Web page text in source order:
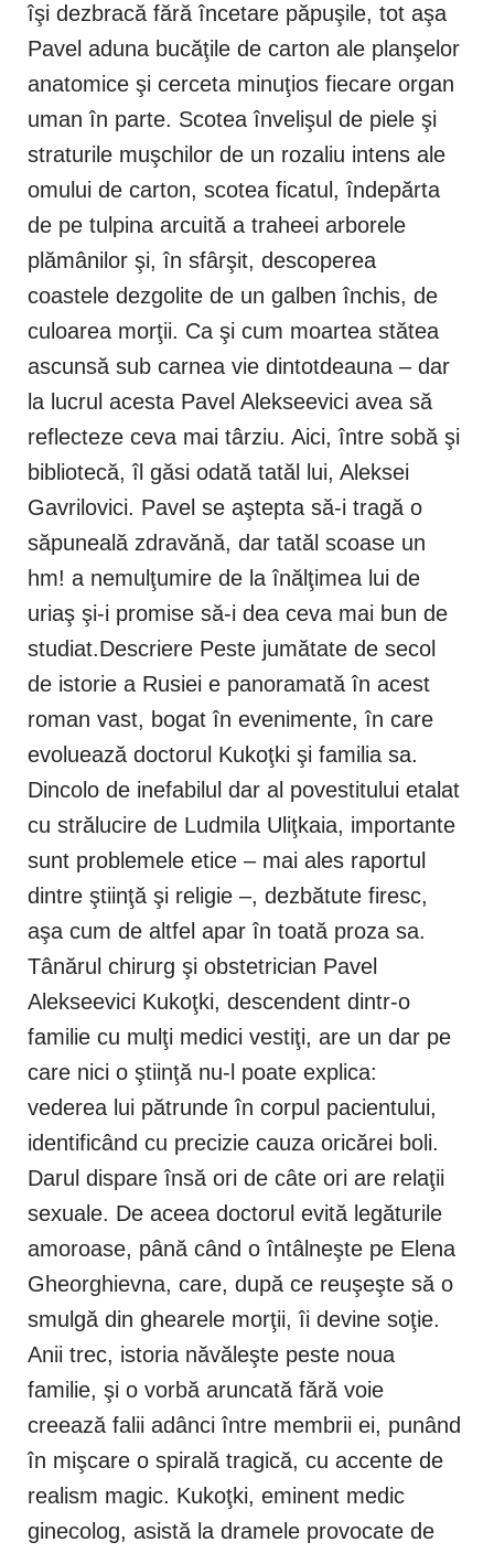
îşi dezbracă fără încetare păpuşile, tot aşa
Pavel aduna bucăţile de carton ale planşelor
anatomice şi cerceta minuţios fiecare organ
uman în parte. Scotea învelişul de piele şi
straturile muşchilor de un rozaliu intens ale
omului de carton, scotea ficatul, îndepărta
de pe tulpina arcuită a traheei arborele
plămânilor şi, în sfârşit, descoperea
coastele dezgolite de un galben închis, de
culoarea morţii. Ca şi cum moartea stătea
ascunsă sub carnea vie dintotdeauna – dar
la lucrul acesta Pavel Alekseevici avea să
reflecteze ceva mai târziu. Aici, între sobă şi
bibliotecă, îl găsi odată tatăl lui, Aleksei
Gavrilovici. Pavel se aştepta să-i tragă o
săpuneală zdravănă, dar tatăl scoase un
hm! a nemulţumire de la înălţimea lui de
uriaş şi-i promise să-i dea ceva mai bun de
studiat.Descriere Peste jumătate de secol
de istorie a Rusiei e panoramată în acest
roman vast, bogat în evenimente, în care
evoluează doctorul Kukoţki şi familia sa.
Dincolo de inefabilul dar al povestitului etalat
cu strălucire de Ludmila Uliţkaia, importante
sunt problemele etice – mai ales raportul
dintre ştiinţă şi religie –, dezbătute firesc,
aşa cum de altfel apar în toată proza sa.
Tânărul chirurg şi obstetrician Pavel
Alekseevici Kukoţki, descendent dintr-o
familie cu mulţi medici vestiţi, are un dar pe
care nici o ştiinţă nu-l poate explica:
vederea lui pătrunde în corpul pacientului,
identificând cu precizie cauza oricărei boli.
Darul dispare însă ori de câte ori are relaţii
sexuale. De aceea doctorul evită legăturile
amoroase, până când o întâlneşte pe Elena
Gheorghievna, care, după ce reuşeşte să o
smulgă din ghearele morţii, îi devine soţie.
Anii trec, istoria năvăleşte peste noua
familie, şi o vorbă aruncată fără voie
creează falii adânci între membrii ei, punând
în mişcare o spirală tragică, cu accente de
realism magic. Kukoţki, eminent medic
ginecolog, asistă la dramele provocate de